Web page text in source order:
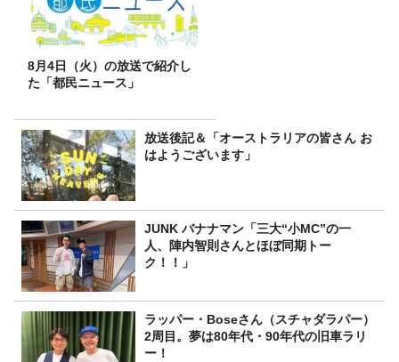
8月4日（火）の放送で紹介し
た「都民ニュース」
放送後記＆「オーストラリアの皆さん お
はようございます」
JUNK バナナマン「三大“小MC”の一
人、陣内智則さんとほぼ同期トー
ク！！」
ラッパー・Boseさん（スチャダラパー）
2周目。夢は80年代・90年代の旧車ラリ
ー！